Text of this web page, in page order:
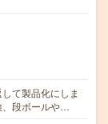
て製品化にしま
、段ボールや…